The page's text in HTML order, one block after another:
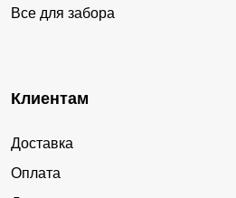
Все для забора
Клиентам
Доставка
Оплата